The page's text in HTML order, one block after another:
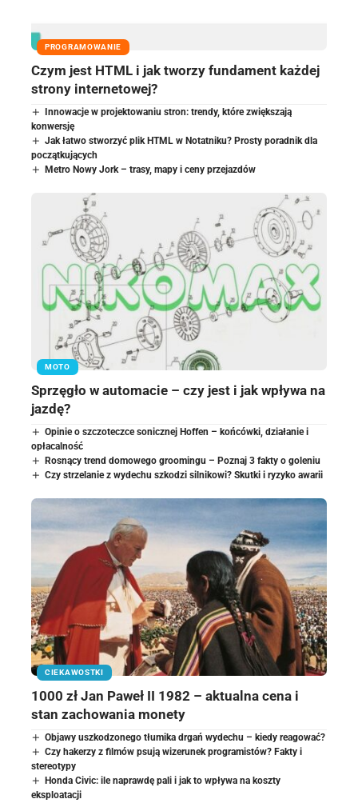
PROGRAMOWANIE
Czym jest HTML i jak tworzy fundament każdej
strony internetowej?
Innowacje w projektowaniu stron: trendy, które zwiększają
konwersję
Jak łatwo stworzyć plik HTML w Notatniku? Prosty poradnik dla
początkujących
Metro Nowy Jork – trasy, mapy i ceny przejazdów
MOTO
Sprzęgło w automacie – czy jest i jak wpływa na
jazdę?
Opinie o szczoteczce sonicznej Hoffen – końcówki, działanie i
opłacalność
Rosnący trend domowego groomingu – Poznaj 3 fakty o goleniu
Czy strzelanie z wydechu szkodzi silnikowi? Skutki i ryzyko awarii
CIEKAWOSTKI
1000 zł Jan Paweł II 1982 – aktualna cena i
stan zachowania monety
Objawy uszkodzonego tłumika drgań wydechu – kiedy reagować?
Czy hakerzy z filmów psują wizerunek programistów? Fakty i
stereotypy
Honda Civic: ile naprawdę pali i jak to wpływa na koszty
eksploatacji